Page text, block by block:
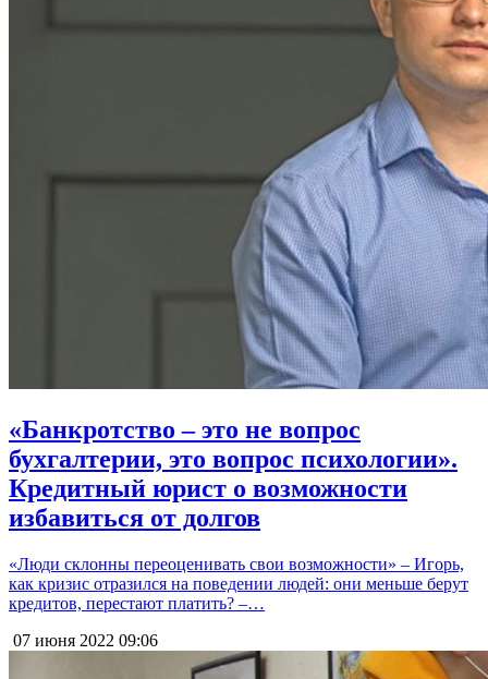
«Банкротство – это не вопрос
бухгалтерии, это вопрос психологии».
Кредитный юрист о возможности
избавиться от долгов
«Люди склонны переоценивать свои возможности» – Игорь,
как кризис отразился на поведении людей: они меньше берут
кредитов, перестают платить? –…
07 июня 2022 09:06